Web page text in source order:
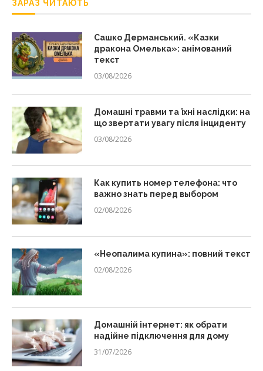
ЗАРАЗ ЧИТАЮТЬ
Сашко Дерманський. «Казки
дракона Омелька»: анімований
текст
03/08/2026
Домашні травми та їхні наслідки: на
що звертати увагу після інциденту
03/08/2026
Как купить номер телефона: что
важно знать перед выбором
02/08/2026
«Неопалима купина»: повний текст
02/08/2026
Домашній інтернет: як обрати
надійне підключення для дому
31/07/2026